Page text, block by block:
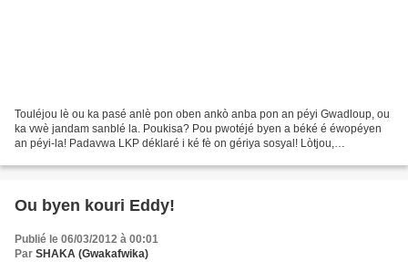
Touléjou lè ou ka pasé anlè pon oben ankò anba pon an péyi Gwadloup, ou
ka vwè jandam sanblé la. Poukisa? Pou pwotéjé byen a béké é éwopéyen
an péyi-la! Padavwa LKP déklaré i ké fè on gériya sosyal! Lòtjou,
Ou byen kouri Eddy!
Publié le 06/03/2012 à 00:01
Par SHAKA (Gwakafwika)